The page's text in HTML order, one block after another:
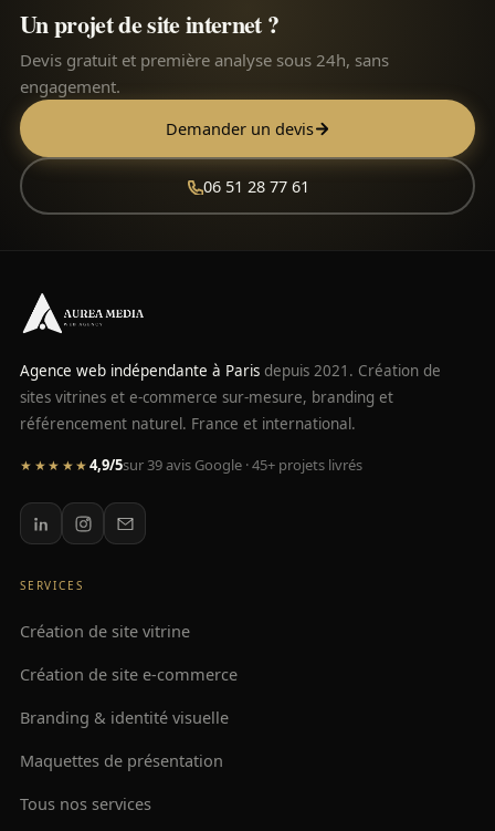
Un projet de site internet ?
Devis gratuit et première analyse sous 24h, sans
engagement.
Demander un devis
06 51 28 77 61
Agence web indépendante à Paris depuis 2021. Création de
sites vitrines et e-commerce sur-mesure, branding et
référencement naturel. France et international.
★★★★★4,9/5sur 39 avis Google · 45+ projets livrés
SERVICES
Création de site vitrine
Création de site e-commerce
Branding & identité visuelle
Maquettes de présentation
Tous nos services